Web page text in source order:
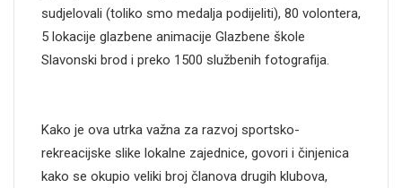
sudjelovali (toliko smo medalja podijeliti), 80 volontera,
5 lokacije glazbene animacije Glazbene škole
Slavonski brod i preko 1500 službenih fotografija.
Kako je ova utrka važna za razvoj sportsko-
rekreacijske slike lokalne zajednice, govori i činjenica
kako se okupio veliki broj članova drugih klubova,